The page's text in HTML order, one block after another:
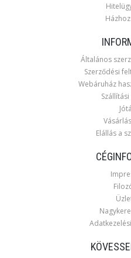
Általános
Szerződési
Webáruház
Elállás a